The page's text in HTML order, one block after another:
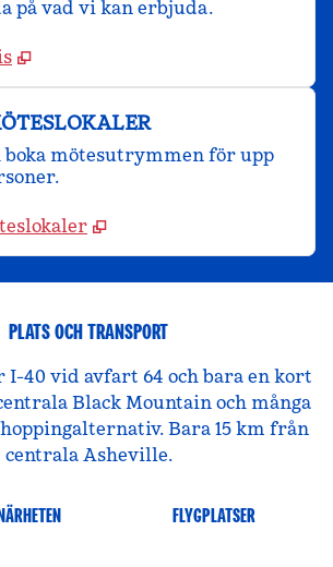
på vad vi kan erbjuda.
boka mötesutrymmen för upp
PLATS OCH TRANSPORT
I-40 vid avfart 64 och bara en kort
Black Mountain och många
Bara 15 km från
centrala Asheville.
FLYGPLATSER